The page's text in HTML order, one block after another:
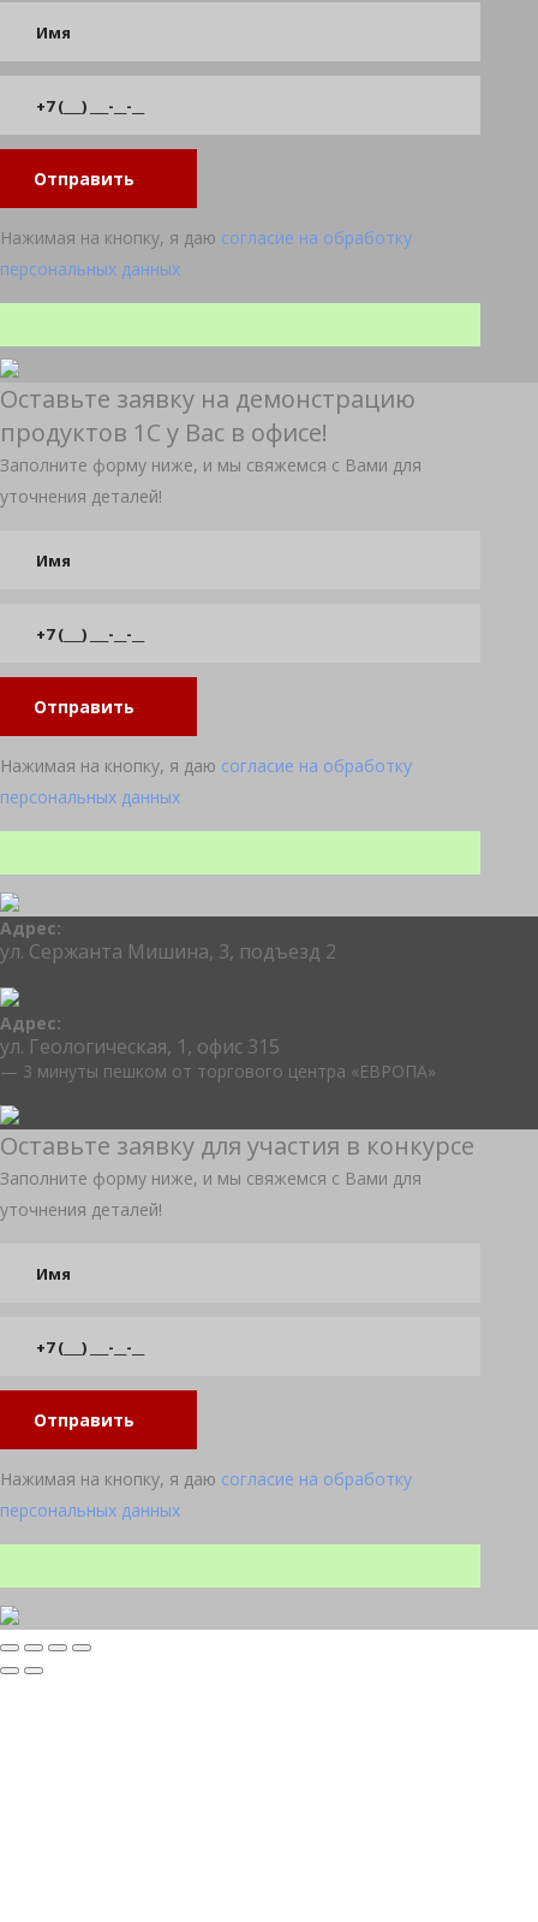
Отправить
Нажимая на кнопку, я даю согласие на обработку
персональных данных
Оставьте заявку на демонстрацию
продуктов 1С у Вас в офисе!
Заполните форму ниже, и мы свяжемся с Вами для
уточнения деталей!
Отправить
Нажимая на кнопку, я даю согласие на обработку
персональных данных
Адрес:
ул. Сержанта Мишина, 3, подъезд 2
Адрес:
ул. Геологическая, 1, офис 315
— 3 минуты пешком от торгового центра «ЕВРОПА»
Оставьте заявку для участия в конкурсе
Заполните форму ниже, и мы свяжемся с Вами для
уточнения деталей!
Отправить
Нажимая на кнопку, я даю согласие на обработку
персональных данных
Прокрутка
вверх